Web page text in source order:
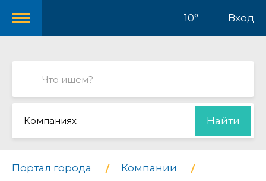
10° Вход
Компаниях Найти
Портал города
Компании